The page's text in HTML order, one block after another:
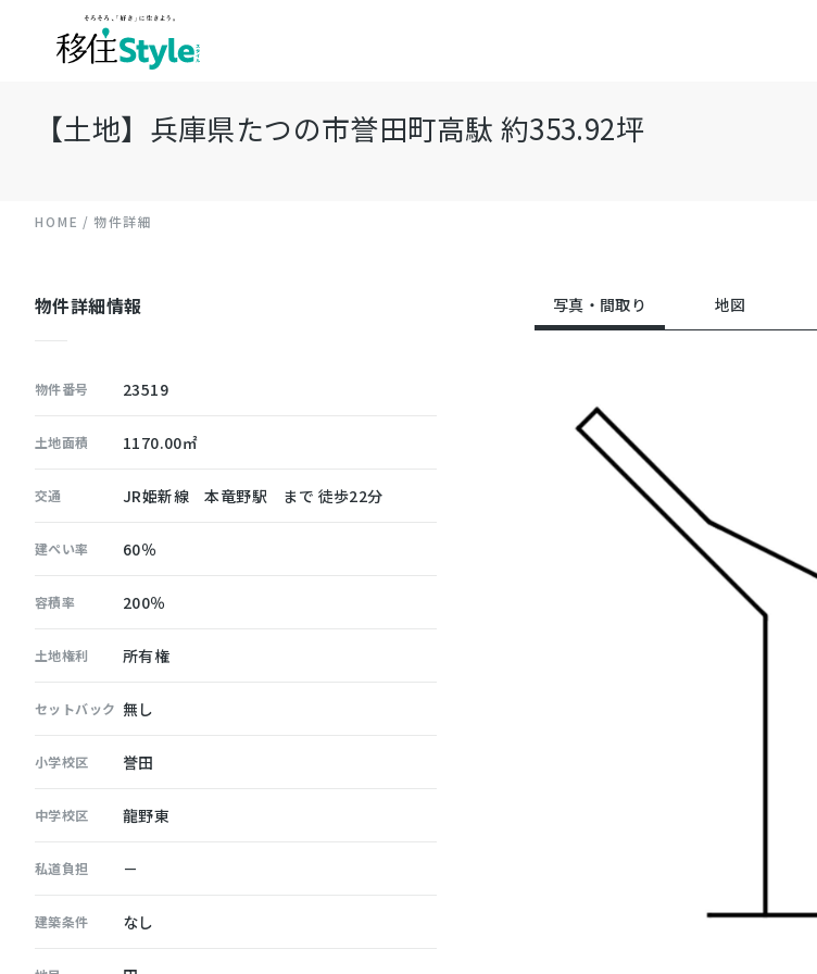
【土地】兵庫県たつの市誉田町高駄 約353.92坪
HOME 物件詳細
写真・間取り 地図
物件詳細情報
物件番号 23519
土地面積 1170.00㎡
交通 JR姫新線 本竜野駅 まで 徒歩22分
建ぺい率 60％
容積率 200％
土地権利 所有権
セットバック 無し
小学校区 誉田
中学校区 龍野東
私道負担 －
建築条件 なし